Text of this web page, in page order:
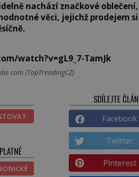
nachází značkové oblečení,
věci, jejichž prodejem
watch?v=gL9_7-TamJk
(TopTrendingCZ)
SDÍLEJTE
Facebook
Twitter
Pinterest